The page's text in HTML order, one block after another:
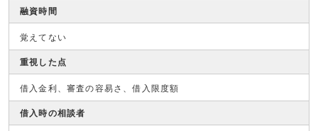
融資時間
覚えてない
重視した点
借入金利、審査の容易さ、借入限度額
借入時の相談者